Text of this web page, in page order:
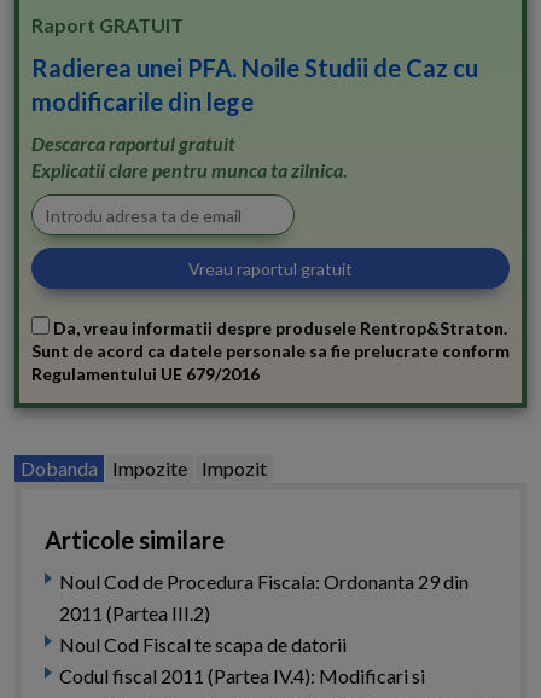
Raport GRATUIT
Radierea unei PFA. Noile Studii de Caz cu
modificarile din lege
Descarca raportul gratuit
Explicatii clare pentru munca ta zilnica.
Da, vreau informatii despre produsele Rentrop&Straton.
Sunt de acord ca datele personale sa fie prelucrate conform
Regulamentului UE 679/2016
Dobanda Impozite Impozit
Articole similare
Noul Cod de Procedura Fiscala: Ordonanta 29 din
2011 (Partea III.2)
Noul Cod Fiscal te scapa de datorii
Codul fiscal 2011 (Partea IV.4): Modificari si